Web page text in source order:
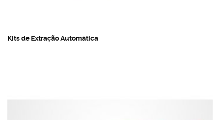
Kits de Extração Automática